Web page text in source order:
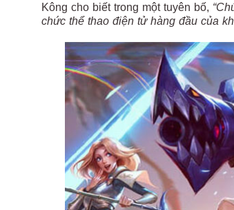
Kông cho biết trong một tuyên bố,
chức thể thao điện tử hàng đầu của